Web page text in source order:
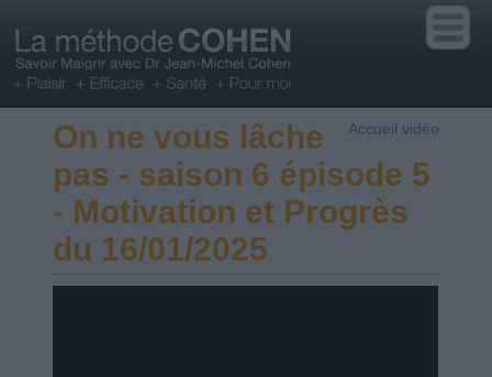
Accueil vidéo
On ne vous lâche
pas - saison 6 épisode 5
- Motivation et Progrès
du 16/01/2025